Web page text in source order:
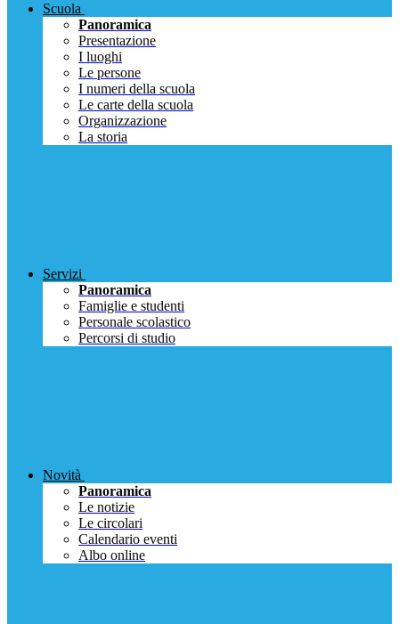
Scuola
Panoramica
Presentazione
I luoghi
Le persone
I numeri della scuola
Le carte della scuola
Organizzazione
La storia
Servizi
Panoramica
Famiglie e studenti
Personale scolastico
Percorsi di studio
Novità
Panoramica
Le notizie
Le circolari
Calendario eventi
Albo online